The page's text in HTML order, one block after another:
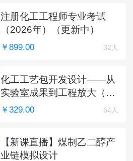
注册化工工程师专业考试
（2026年）（更新中）
￥899.00 32人
化工工艺包开发设计——从
实验室成果到工程放大（完
结）
￥329.00 64人
【新课直播】煤制乙二醇产
业链模拟设计